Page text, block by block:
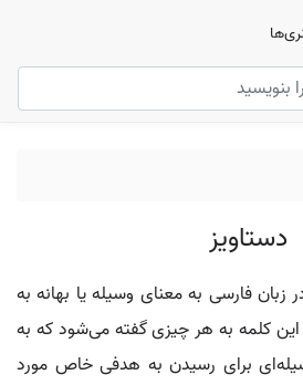
دستاویز
زبان فارسی به معنای وسیله یا بهانه به
این کلمه به هر چیزی گفته می‌شود که به
برای رسیدن به هدفی خاص مورد